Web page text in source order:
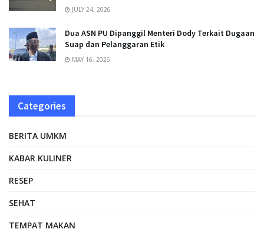
JULY 24, 2026
Dua ASN PU Dipanggil Menteri Dody Terkait Dugaan
Suap dan Pelanggaran Etik
MAY 16, 2026
Categories
BERITA UMKM
KABAR KULINER
RESEP
SEHAT
TEMPAT MAKAN